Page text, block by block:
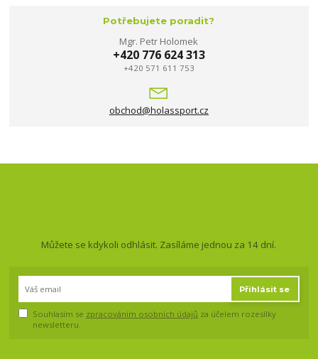
Potřebujete poradit?
Mgr. Petr Holomek
+420 776 624 313
+420 571 611 753
obchod@holassport.cz
Můžete se kdykoli odhlásit. Zasíláme jednou za 14 dní.
Přihlásit se
Souhlasím se zpracováním osobních údajů za účelem rozesílky
newsletteru.